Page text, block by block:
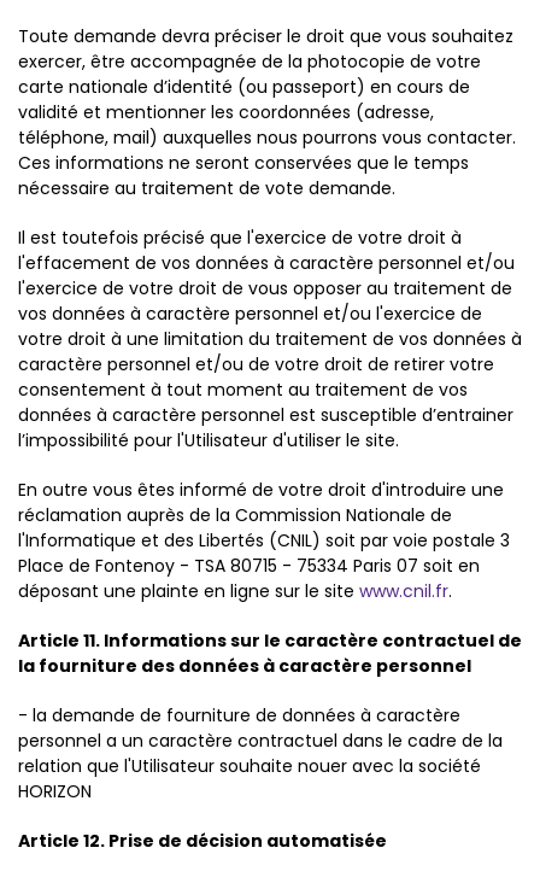
Toute demande devra préciser le droit que vous souhaitez
exercer, être accompagnée de la photocopie de votre
carte nationale d’identité (ou passeport) en cours de
validité et mentionner les coordonnées (adresse,
téléphone, mail) auxquelles nous pourrons vous contacter.
Ces informations ne seront conservées que le temps
nécessaire au traitement de vote demande.
Il est toutefois précisé que l'exercice de votre droit à
l'effacement de vos données à caractère personnel et/ou
l'exercice de votre droit de vous opposer au traitement de
vos données à caractère personnel et/ou l'exercice de
votre droit à une limitation du traitement de vos données à
caractère personnel et/ou de votre droit de retirer votre
consentement à tout moment au traitement de vos
données à caractère personnel est susceptible d’entrainer
l’impossibilité pour l'Utilisateur d'utiliser le site.
En outre vous êtes informé de votre droit d'introduire une
réclamation auprès de la Commission Nationale de
l'Informatique et des Libertés (CNIL) soit par voie postale 3
Place de Fontenoy - TSA 80715 - 75334 Paris 07 soit en
déposant une plainte en ligne sur le site www.cnil.fr.
Article 11. Informations sur le caractère contractuel de
la fourniture des données à caractère personnel
- la demande de fourniture de données à caractère
personnel a un caractère contractuel dans le cadre de la
relation que l'Utilisateur souhaite nouer avec la société
HORIZON
Article 12. Prise de décision automatisée